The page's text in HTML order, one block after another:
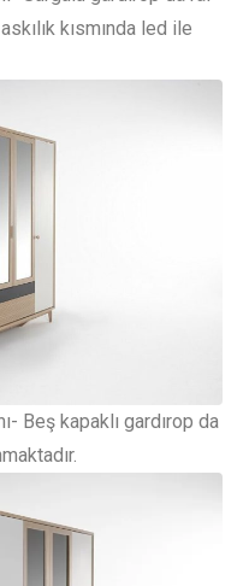
kısmında led ile
Beş kapaklı gardırop da